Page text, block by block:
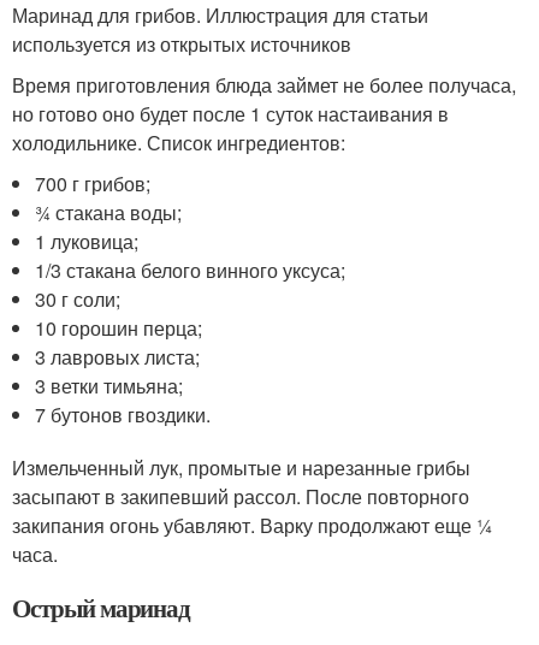
Маринад для грибов. Иллюстрация для статьи
используется из открытых источников
Время приготовления блюда займет не более получаса,
но готово оно будет после 1 суток настаивания в
холодильнике. Список ингредиентов:
700 г грибов;
¾ стакана воды;
1 луковица;
1/3 стакана белого винного уксуса;
30 г соли;
10 горошин перца;
3 лавровых листа;
3 ветки тимьяна;
7 бутонов гвоздики.
Измельченный лук, промытые и нарезанные грибы
засыпают в закипевший рассол. После повторного
закипания огонь убавляют. Варку продолжают еще ¼
часа.
Острый маринад